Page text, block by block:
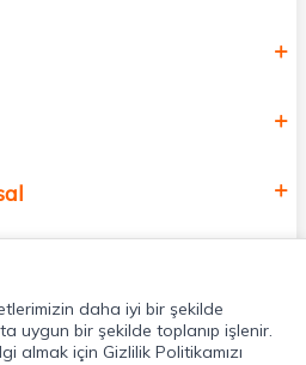
daha iyi bir şekilde
uygun bir şekilde toplanıp işlenir.
almak için Gizlilik Politikamızı